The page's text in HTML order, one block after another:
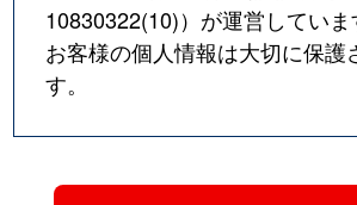
10830322(10)）が運営していま
お客様の個人情報は大切に保護
す。